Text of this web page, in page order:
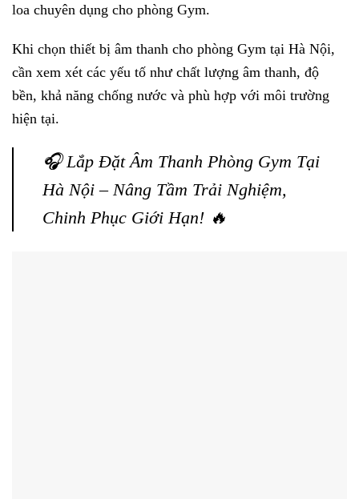
loa chuyên dụng cho phòng Gym.
Khi chọn thiết bị âm thanh cho phòng Gym tại Hà Nội,
cần xem xét các yếu tố như chất lượng âm thanh, độ
bền, khả năng chống nước và phù hợp với môi trường
hiện tại.
🎧 Lắp Đặt Âm Thanh Phòng Gym Tại
Hà Nội – Nâng Tầm Trải Nghiệm,
Chinh Phục Giới Hạn! 🔥